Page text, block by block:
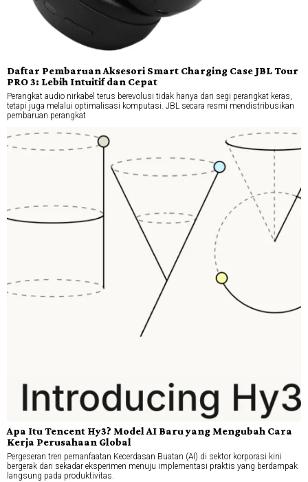
Daftar Pembaruan Aksesori Smart Charging Case JBL Tour
PRO 3: Lebih Intuitif dan Cepat
Perangkat audio nirkabel terus berevolusi tidak hanya dari segi perangkat keras,
tetapi juga melalui optimalisasi komputasi. JBL secara resmi mendistribusikan
pembaruan perangkat
Apa Itu Tencent Hy3? Model AI Baru yang Mengubah Cara
Kerja Perusahaan Global
Pergeseran tren pemanfaatan Kecerdasan Buatan (AI) di sektor korporasi kini
bergerak dari sekadar eksperimen menuju implementasi praktis yang berdampak
langsung pada produktivitas.